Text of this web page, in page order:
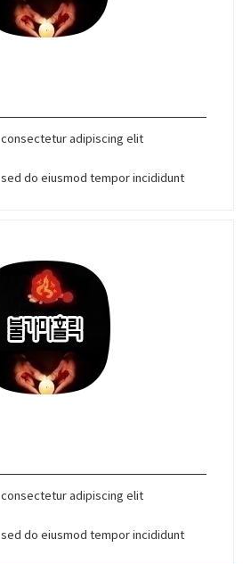
consectetur adipiscing elit
sed do eiusmod tempor incididunt
consectetur adipiscing elit
sed do eiusmod tempor incididunt